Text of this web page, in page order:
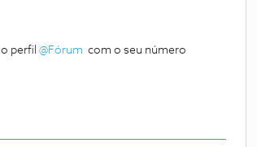
perfil @Fórum com o seu número